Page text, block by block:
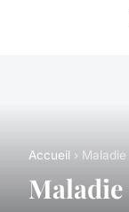
Accueil › Maladie
Maladie